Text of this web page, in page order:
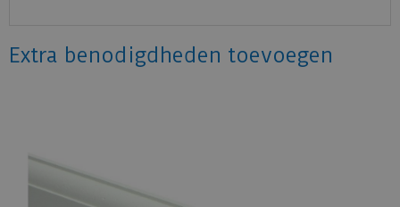
Extra benodigdheden toevoegen